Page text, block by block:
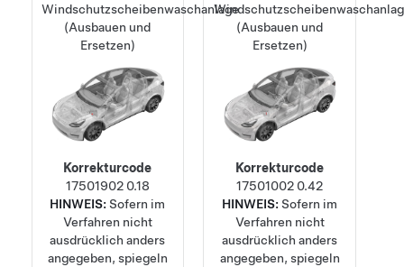
Windschutzscheibenwaschanlage
(Ausbauen und
Ersetzen)
Korrekturcode
17501902 0.18
HINWEIS:Sofern im
Verfahren nicht
ausdrücklich anders
angegeben, spiegeln
(Ausbauen und
Ersetzen)
Korrekturcode
17501002 0.42
HINWEIS:Sofern im
Verfahren nicht
ausdrücklich anders
angegeben, spiegeln